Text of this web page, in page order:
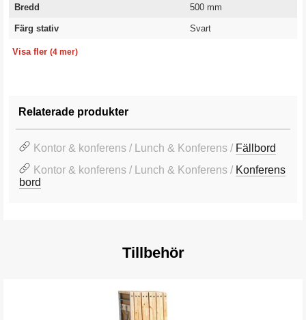
Bredd 500 mm
Färg stativ
Svart
Visa fler (4 mer)
Relaterade produkter
Kontor & konferens / Lunch & Konferens / Fällbord
Kontor & konferens / Lunch & Konferens / Konferens
bord
Tillbehör